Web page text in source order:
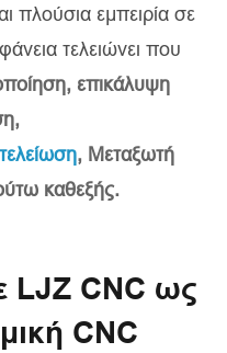
πλούσια εμπειρία σε
τελειώνει που
επικάλυψη
, Μεταξωτή
καθεξής.
LJZ CNC ως
CNC